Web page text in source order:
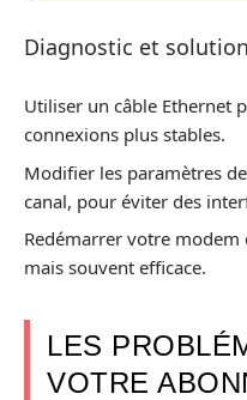
Diagnostic et
Utiliser un câble Ethernet
connexions plus stables.
Modifier les paramètres
canal, pour éviter des
Redémarrer votre
mais souvent efficace.
LES
VOTRE